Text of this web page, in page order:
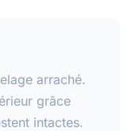
arraché.
grâce
intactes.